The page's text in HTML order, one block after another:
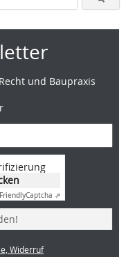
und Baupraxis
FriendlyCaptcha ⇗
Widerruf